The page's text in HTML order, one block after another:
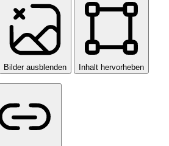
Bilder ausblenden Inhalt hervorheben